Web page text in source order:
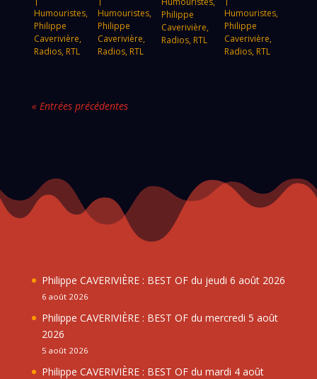
Humouristes,
Philippe
Caverivière,
Radios, RTL
Humouristes,
Philippe
Caverivière,
Radios, RTL
Philippe
Caverivière,
Radios, RTL
Humouristes,
Philippe
Caverivière,
Radios, RTL
« Entrées précédentes
Philippe CAVERIVIÈRE : BEST OF du jeudi 6 août 2026
6 août 2026
Philippe CAVERIVIÈRE : BEST OF du mercredi 5 août
2026
5 août 2026
Philippe CAVERIVIÈRE : BEST OF du mardi 4 août